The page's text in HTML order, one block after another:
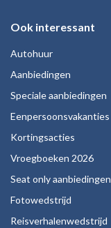
Ook interessant
Autohuur
Aanbiedingen
Speciale aanbiedingen
Eenpersoonsvakanties
Kortingsacties
Vroegboeken 2026
Seat only aanbiedingen
Fotowedstrijd
Reisverhalenwedstrijd